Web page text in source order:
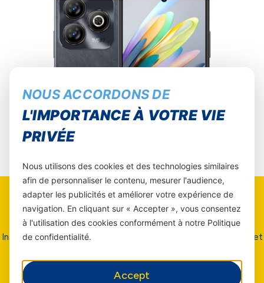
Restez informé
Inscrivez vous pour recevoir nos dernières offres, nouveautés et
NOUS ACCORDONS DE
L'IMPORTANCE À VOTRE VIE
PRIVÉE
Nous utilisons des cookies et des technologies similaires
afin de personnaliser le contenu, mesurer l'audience,
adapter les publicités et améliorer votre expérience de
navigation. En cliquant sur « Accepter », vous consentez
à l'utilisation des cookies conformément à notre Politique
de confidentialité.
Accept